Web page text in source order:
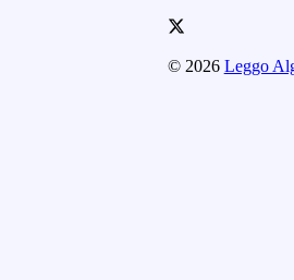
© 2026 Leggo